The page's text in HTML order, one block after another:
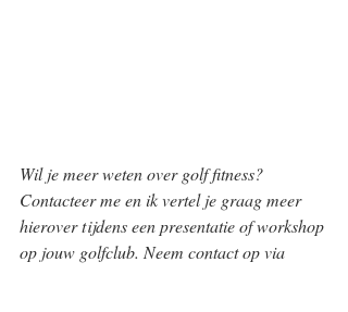
Wil je meer weten over golf fitness?
Contacteer me en ik vertel je graag meer
hierover tijdens een presentatie of workshop
op jouw golfclub. Neem contact op via